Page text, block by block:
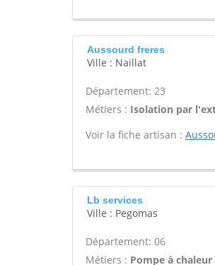
Aussourd freres
Ville : Naillat
Département: 23
Métiers : Isolation par
Voir la fiche artisan :
Lb services
Ville : Pegomas
Département: 06
Métiers : Pompe à